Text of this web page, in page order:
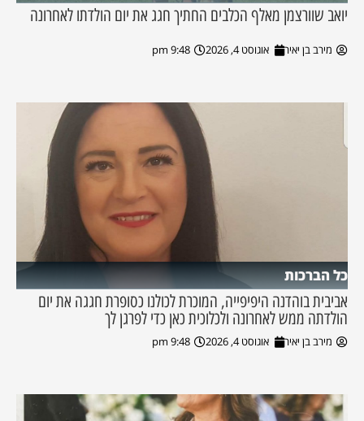
יואב שוורצמן מאלף הכלבים החתיך חגג את יום הולדתו לאחרונה
מירב בן יאיר אוגוסט 4, 2026 9:48 pm
כל הברכות
אביבית בוהדנה היפיפייה, המוכרת לכולנו כסופרת חגגה את יום
הולדתה ממש לאחרונה ולכלוכית כאן כדי לפרגן לך
מירב בן יאיר אוגוסט 4, 2026 9:48 pm